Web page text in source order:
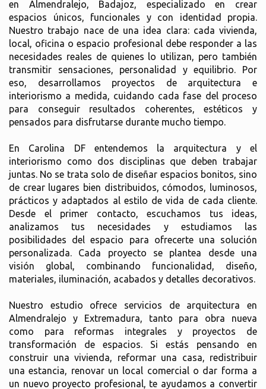
en Almendralejo, Badajoz, especializado en crear
espacios únicos, funcionales y con identidad propia.
Nuestro trabajo nace de una idea clara: cada vivienda,
local, oficina o espacio profesional debe responder a las
necesidades reales de quienes lo utilizan, pero también
transmitir sensaciones, personalidad y equilibrio. Por
eso, desarrollamos proyectos de arquitectura e
interiorismo a medida, cuidando cada fase del proceso
para conseguir resultados coherentes, estéticos y
pensados para disfrutarse durante mucho tiempo.
En Carolina DF entendemos la arquitectura y el
interiorismo como dos disciplinas que deben trabajar
juntas. No se trata solo de diseñar espacios bonitos, sino
de crear lugares bien distribuidos, cómodos, luminosos,
prácticos y adaptados al estilo de vida de cada cliente.
Desde el primer contacto, escuchamos tus ideas,
analizamos tus necesidades y estudiamos las
posibilidades del espacio para ofrecerte una solución
personalizada. Cada proyecto se plantea desde una
visión global, combinando funcionalidad, diseño,
materiales, iluminación, acabados y detalles decorativos.
Nuestro estudio ofrece servicios de arquitectura en
Almendralejo y Extremadura, tanto para obra nueva
como para reformas integrales y proyectos de
transformación de espacios. Si estás pensando en
construir una vivienda, reformar una casa, redistribuir
una estancia, renovar un local comercial o dar forma a
un nuevo proyecto profesional, te ayudamos a convertir